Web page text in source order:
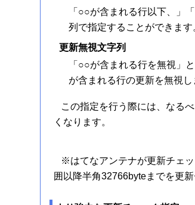
「○○が含まれる行以下、」
列で指定することができます
更新無視文字列
「○○が含まれる行を無視」
が含まれる行の更新を無視し
この指定を行う際には、なる
くなります。
※はてなアンテナが更新チェ
囲以降半角32766byteまでを更新